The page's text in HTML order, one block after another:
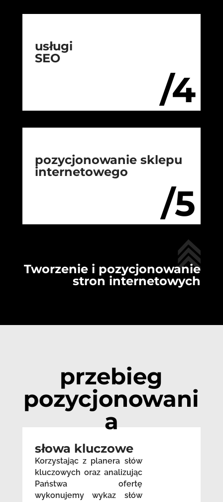
/4
usługi
SEO
/5
pozycjonowanie sklepu
internetowego
Tworzenie i pozycjonowanie
stron internetowych
przebieg
pozycjonowani
a
słowa kluczowe
Korzystając z planera słów
kluczowych oraz analizując
Państwa ofertę
wykonujemy wykaz słów